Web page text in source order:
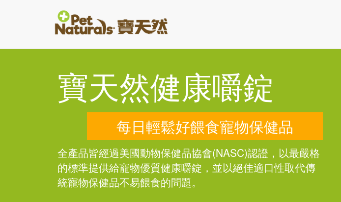
寶天然健康嚼錠
每日輕鬆好餵食寵物保健品
全產品皆經過美國動物保健品協會(NASC)認證，以最嚴格
的標準提供給寵物優質健康嚼錠，並以絕佳適口性取代傳
統寵物保健品不易餵食的問題。